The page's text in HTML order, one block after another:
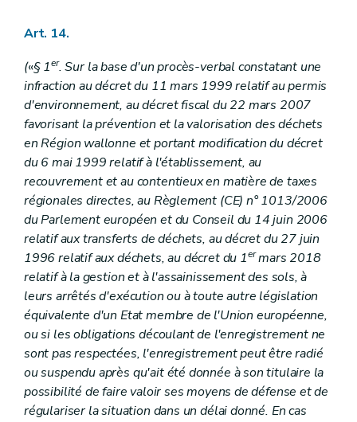
Art. 14.
(«§ 1er. Sur la base d'un procès-verbal constatant une
infraction au décret du 11 mars 1999 relatif au permis
d'environnement, au décret fiscal du 22 mars 2007
favorisant la prévention et la valorisation des déchets
en Région wallonne et portant modification du décret
du 6 mai 1999 relatif à l'établissement, au
recouvrement et au contentieux en matière de taxes
régionales directes, au Règlement (CE) n° 1013/2006
du Parlement européen et du Conseil du 14 juin 2006
relatif aux transferts de déchets, au décret du 27 juin
1996 relatif aux déchets, au décret du 1ermars 2018
relatif à la gestion et à l'assainissement des sols, à
leurs arrêtés d'exécution ou à toute autre législation
équivalente d'un Etat membre de l'Union européenne,
ou si les obligations découlant de l'enregistrement ne
sont pas respectées, l'enregistrement peut être radié
ou suspendu après qu'ait été donnée à son titulaire la
possibilité de faire valoir ses moyens de défense et de
régulariser la situation dans un délai donné. En cas